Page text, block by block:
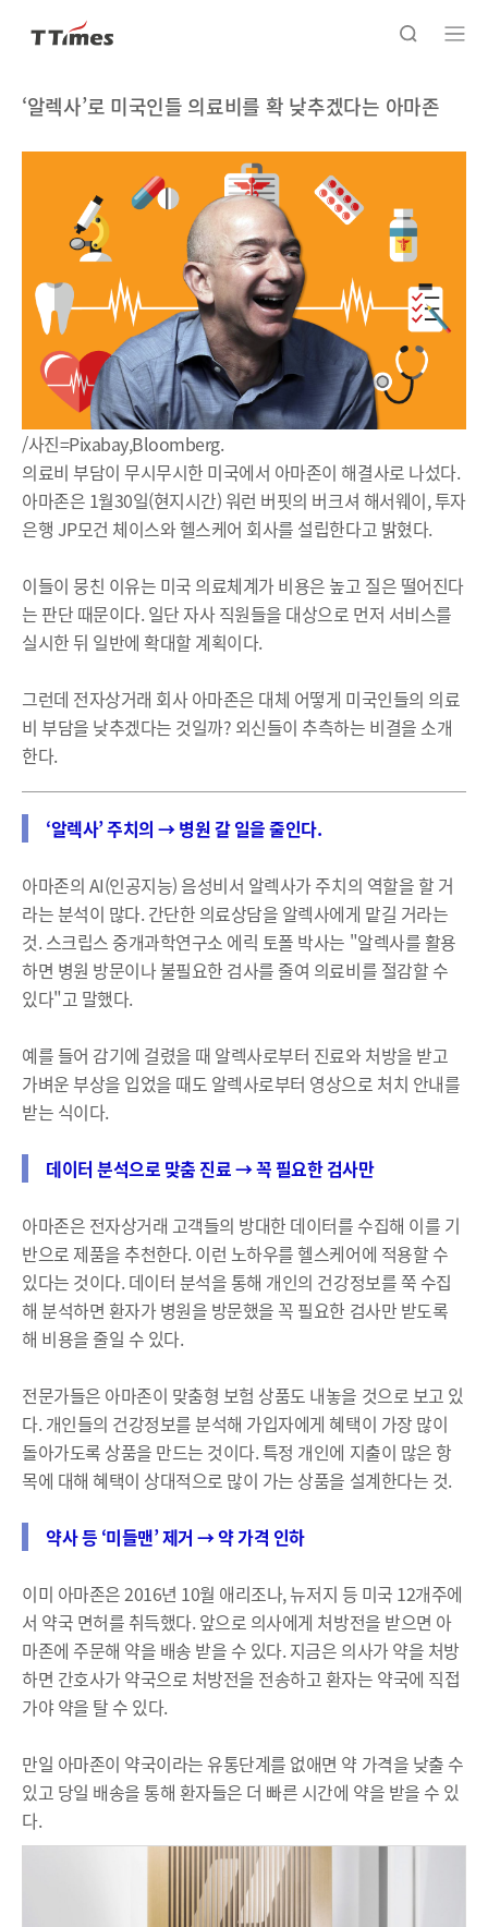
‘알렉사’로 미국인들 의료비를 확 낮추겠다는 아마존
/사진=Pixabay,Bloomberg.
의료비 부담이 무시무시한 미국에서 아마존이 해결사로 나섰다.
아마존은 1월30일(현지시간) 워런 버핏의 버크셔 해서웨이, 투자
은행 JP모건 체이스와 헬스케어 회사를 설립한다고 밝혔다.
이들이 뭉친 이유는 미국 의료체계가 비용은 높고 질은 떨어진다
는 판단 때문이다. 일단 자사 직원들을 대상으로 먼저 서비스를
실시한 뒤 일반에 확대할 계획이다.
그런데 전자상거래 회사 아마존은 대체 어떻게 미국인들의 의료
비 부담을 낮추겠다는 것일까? 외신들이 추측하는 비결을 소개
한다.
‘알렉사’ 주치의 → 병원 갈 일을 줄인다.
아마존의 AI(인공지능) 음성비서 알렉사가 주치의 역할을 할 거
라는 분석이 많다. 간단한 의료상담을 알렉사에게 맡길 거라는
것. 스크립스 중개과학연구소 에릭 토폴 박사는 "알렉사를 활용
하면 병원 방문이나 불필요한 검사를 줄여 의료비를 절감할 수
있다"고 말했다.
예를 들어 감기에 걸렸을 때 알렉사로부터 진료와 처방을 받고
가벼운 부상을 입었을 때도 알렉사로부터 영상으로 처치 안내를
받는 식이다.
데이터 분석으로 맞춤 진료 → 꼭 필요한 검사만
아마존은 전자상거래 고객들의 방대한 데이터를 수집해 이를 기
반으로 제품을 추천한다. 이런 노하우를 헬스케어에 적용할 수
있다는 것이다. 데이터 분석을 통해 개인의 건강정보를 쭉 수집
해 분석하면 환자가 병원을 방문했을 꼭 필요한 검사만 받도록
해 비용을 줄일 수 있다.
전문가들은 아마존이 맞춤형 보험 상품도 내놓을 것으로 보고 있
다. 개인들의 건강정보를 분석해 가입자에게 혜택이 가장 많이
돌아가도록 상품을 만드는 것이다. 특정 개인에 지출이 많은 항
목에 대해 혜택이 상대적으로 많이 가는 상품을 설계한다는 것.
약사 등 ‘미들맨’ 제거 → 약 가격 인하
이미 아마존은 2016년 10월 애리조나, 뉴저지 등 미국 12개주에
서 약국 면허를 취득했다. 앞으로 의사에게 처방전을 받으면 아
마존에 주문해 약을 배송 받을 수 있다. 지금은 의사가 약을 처방
하면 간호사가 약국으로 처방전을 전송하고 환자는 약국에 직접
가야 약을 탈 수 있다.
만일 아마존이 약국이라는 유통단계를 없애면 약 가격을 낮출 수
있고 당일 배송을 통해 환자들은 더 빠른 시간에 약을 받을 수 있
다.